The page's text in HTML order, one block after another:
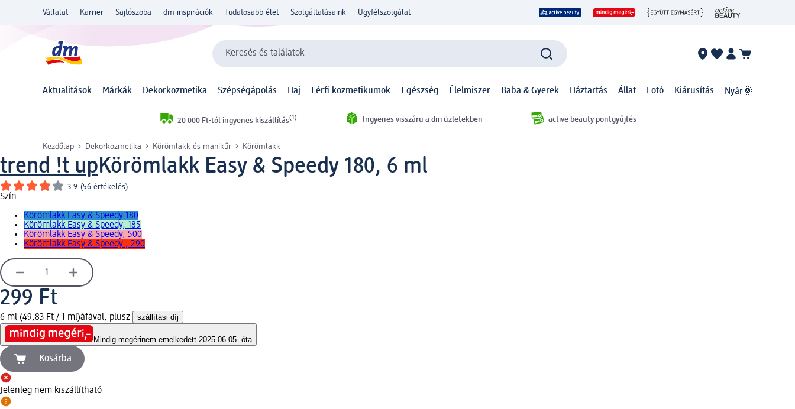
Vállalat Karrier Sajtószoba dm inspirációk Tudatosabb élet Szolgáltatásaink Ügyfélszolgálat
Keresés és találatok
Aktualitások Márkák Dekorkozmetika Szépségápolás Haj Férfi kozmetikumok Egészség Élelmiszer Baba & Gyerek Háztartás Állat Fotó Kiárusítás Nyár🌞
20 000 Ft-tól ingyenes kiszállítás(1) Ingyenes visszáru a dm üzletekben active beauty pontgyűjtés
Kezdőlap Dekorkozmetika Körömlakk és manikűr Körömlakk
trend !t upKörömlakk Easy & Speedy 180, 6 ml
3.9 (56 értékelés)
Szín
Körömlakk Easy & Speedy 180
Körömlakk Easy & Speedy, 185
Körömlakk Easy & Speedy, 500
Körömlakk Easy & Speedy , 290
299 Ft
6 ml (49,83 Ft / 1 ml)áfával, plusz szállítási díj
Mindig megérinem emelkedett 2025.06.05. óta
Kosárba
Jelenleg nem kiszállítható